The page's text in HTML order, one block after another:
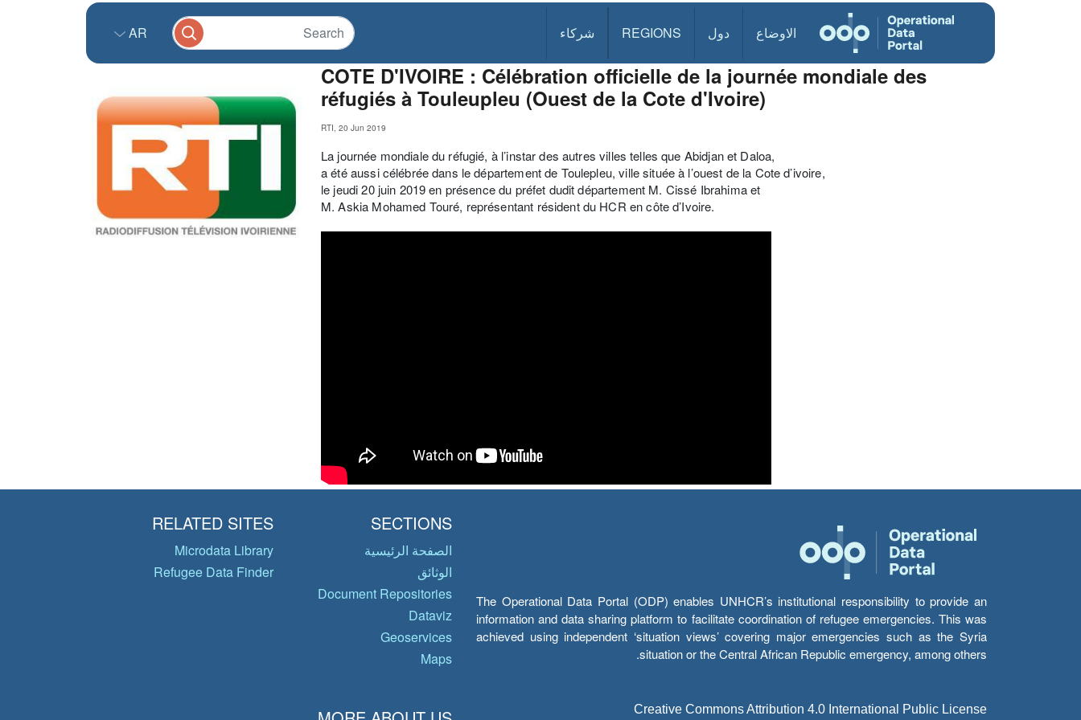
الاوضاع دول REGIONS شركاء AR
COTE D'IVOIRE : Célébration officielle de la journée mondiale des
réfugiés à Touleupleu (Ouest de la Cote d'Ivoire)
RTI, 20 Jun 2019
La journée mondiale du réfugié, à l’instar des autres villes telles que Abidjan et Daloa,
a été aussi célébrée dans le département de Toulepleu, ville située à l’ouest de la Cote d’ivoire,
le jeudi 20 juin 2019 en présence du préfet dudit département M. Cissé Ibrahima et
M. Askia Mohamed Touré, représentant résident du HCR en côte d’Ivoire.
The Operational Data Portal (ODP) enables UNHCR’s institutional responsibility to provide an
information and data sharing platform to facilitate coordination of refugee emergencies. This was
achieved using independent ‘situation views’ covering major emergencies such as the Syria
situation or the Central African Republic emergency, among others.
Creative Commons Attribution 4.0 International Public License
SECTIONS
الصفحة الرئيسية
الوثائق
Document Repositories
Dataviz
Geoservices
Maps
RELATED SITES
Microdata Library
Refugee Data Finder